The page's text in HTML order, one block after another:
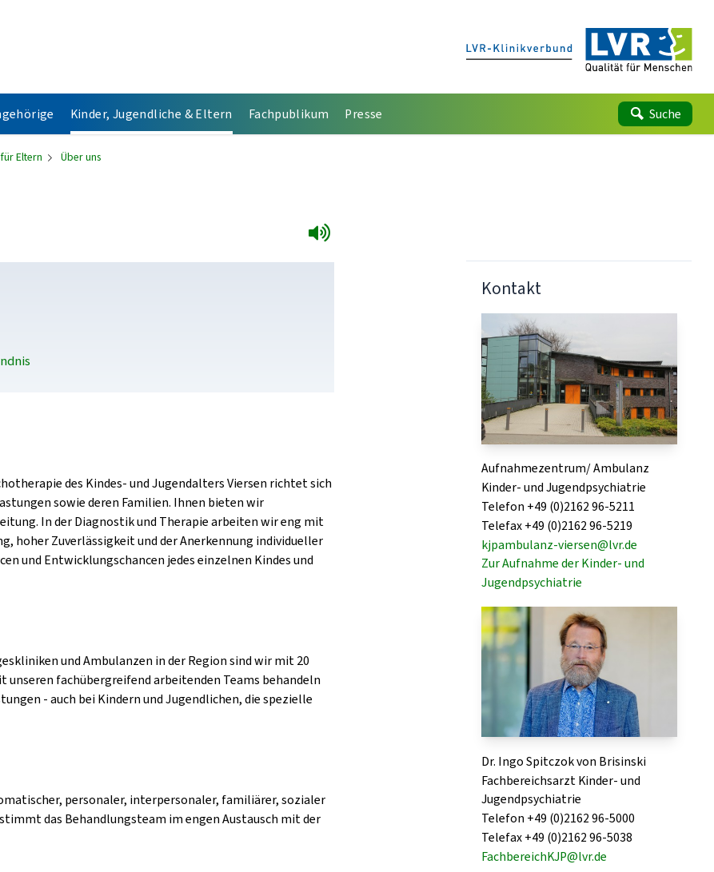
Kinder, Jugendliche & Eltern Fachpublikum Presse Suche
Eltern Über uns
des Kindes- und Jugendalters Viersen richtet sich
sowie deren Familien. Ihnen bieten wir
In der Diagnostik und Therapie arbeiten wir eng mit
hoher Zuverlässigkeit und der Anerkennung individueller
und Entwicklungschancen jedes einzelnen Kindes und
und Ambulanzen in der Region sind wir mit 20
fachübergreifend arbeitenden Teams behandeln
- auch bei Kindern und Jugendlichen, die spezielle
personaler, interpersonaler, familiärer, sozialer
das Behandlungsteam im engen Austausch mit der
Kontakt
Aufnahmezentrum/ Ambulanz
Kinder- und Jugendpsychiatrie
Telefon +49 (0)2162 96-5211
Telefax +49 (0)2162 96-5219
kjpambulanz-viersen@lvr.de
Zur Aufnahme der Kinder- und
Jugendpsychiatrie
Dr. Ingo Spitczok von Brisinski
Fachbereichsarzt Kinder- und
Jugendpsychiatrie
Telefon +49 (0)2162 96-5000
Telefax +49 (0)2162 96-5038
FachbereichKJP@lvr.de